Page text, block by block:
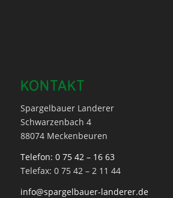
KONTAKT
Spargelbauer Landerer
Schwarzenbach 4
88074 Meckenbeuren
Telefon: 0 75 42 – 16 63
Telefax: 0 75 42 – 2 11 44
info@spargelbauer-landerer.de